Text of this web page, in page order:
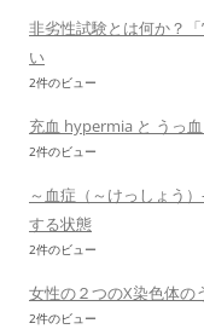
非劣性試験とは何か？
い
2件のビュー
充血 hypermia と うっ
2件のビュー
～血症（～けっしょう
する状態
2件のビュー
女性の２つのX染色体の
2件のビュー